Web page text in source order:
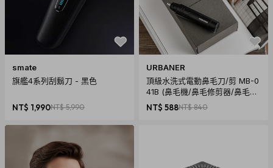
smate
旗艦4系列刮鬍刀 - 黑色
NT$ 1,990NT$ 5,990
URBANER
頂級水洗式電動鼻毛刀/剪 MB-0
41B (鼻毛機/鼻毛修剪器/鼻毛剪
刀/情人節/情人節禮物/男友禮物)
NT$ 588NT$ 840